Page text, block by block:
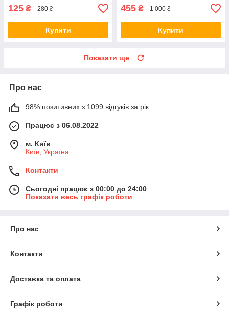
125 ₴ 280 ₴
Купити
455 ₴ 1 000 ₴
Купити
Показати ще
Про нас
98% позитивних з 1099 відгуків за рік
Працює з 06.08.2022
м. Київ
Київ, Україна
Контакти
Сьогодні працює з 00:00 до 24:00
Показати весь графік роботи
Про нас
Контакти
Доставка та оплата
Графік роботи